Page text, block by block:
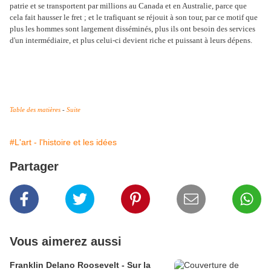
patrie et se transportent par millions au Canada et en Australie, parce que
cela fait hausser le fret ; et le trafiquant se réjouit à son tour, par ce motif que
plus les hommes sont largement disséminés, plus ils ont besoin des services
d'un intermédiaire, et plus celui-ci devient riche et puissant à leurs dépens.
Table des matières - Suite
#L'art - l'histoire et les idées
Partager
Vous aimerez aussi
Franklin Delano Roosevelt - Sur la